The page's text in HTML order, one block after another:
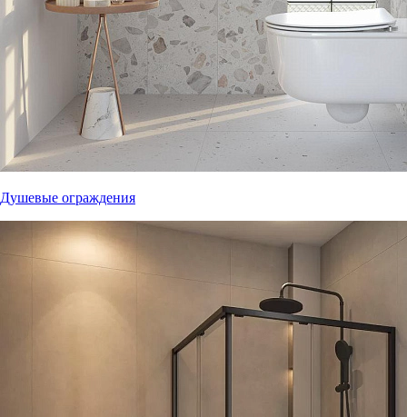
Душевые ограждения